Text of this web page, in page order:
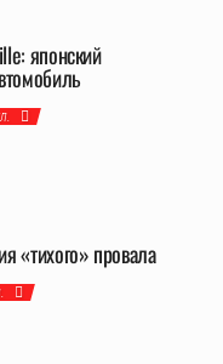
японский
«тихого» провала